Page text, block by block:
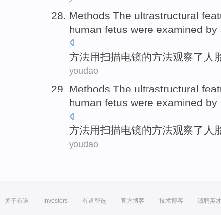
Methods The ultrastructural
human fetus were examined by
方法用扫描电镜的方法观察了 人
youdao
Methods The ultrastructural
human fetus were examined by
方法用扫描电镜的方法观察了 人
youdao
关于有道 Investors 有道智选 官方博客 技术博客 诚聘英才